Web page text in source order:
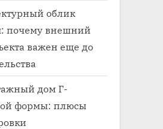
облик
почему внешний
важен еще до
дом Г-
формы: плюсы